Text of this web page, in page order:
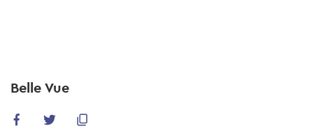
content
Belle Vue